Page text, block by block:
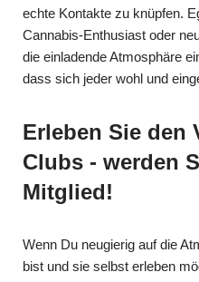
echte Kontakte zu knüpfen.
Cannabis-Enthusiast oder
die einladende Atmosphäre
dass sich jeder wohl und
Erleben Sie den
Clubs - werden
Mitglied!
Wenn Du neugierig auf die
bist und sie selbst erleben